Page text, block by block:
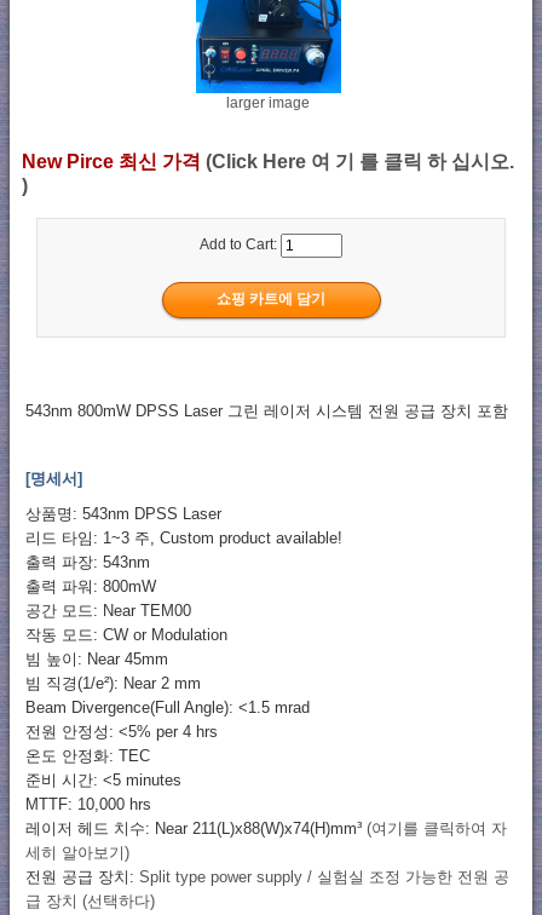
larger image
New Pirce 최신 가격 (Click Here 여 기 를 클릭 하 십시오.
)
Add to Cart:
543nm 800mW DPSS Laser 그린 레이저 시스템 전원 공급 장치 포함
[명세서]
상품명: 543nm DPSS Laser
리드 타임: 1~3 주, Custom product available!
출력 파장: 543nm
출력 파워: 800mW
공간 모드: Near TEM00
작동 모드: CW or Modulation
빔 높이: Near 45mm
빔 직경(1/e²): Near 2 mm
Beam Divergence(Full Angle): <1.5 mrad
전원 안정성: <5% per 4 hrs
온도 안정화: TEC
준비 시간: <5 minutes
MTTF: 10,000 hrs
레이저 헤드 치수: Near 211(L)x88(W)x74(H)mm³ (여기를 클릭하여 자
세히 알아보기)
전원 공급 장치: Split type power supply / 실험실 조정 가능한 전원 공
급 장치 (선택하다)